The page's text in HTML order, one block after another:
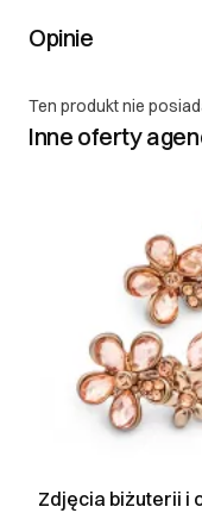
Opinie
Ten produkt nie
Inne oferty
Zdjęcia biżuterii i